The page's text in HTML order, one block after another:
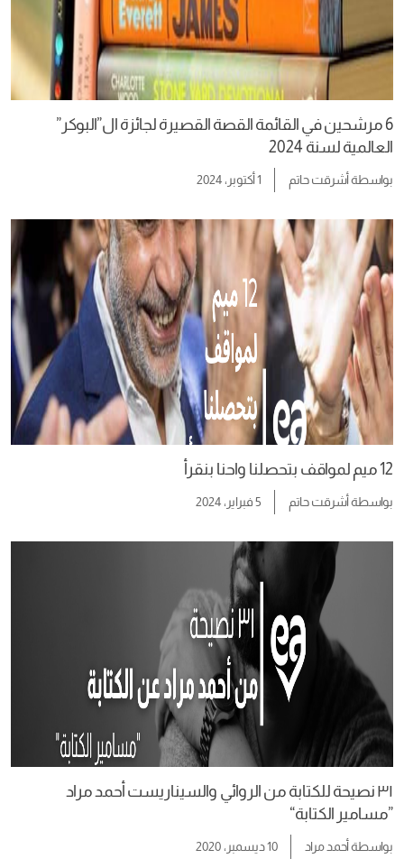
6 مرشحين في القائمة القصة القصيرة لجائزة ال”البوكر”
العالمية لسنة 2024
بواسطةأشرقت حاتم 1 أكتوبر، 2024
12 ميم لمواقف بتحصلنا واحنا بنقرأ
بواسطةأشرقت حاتم 5 فبراير، 2024
٣١ نصيحة للكتابة من الروائي والسيناريست أحمد مراد
”مسامير الكتابة“
بواسطةأحمد مراد 10 ديسمبر، 2020